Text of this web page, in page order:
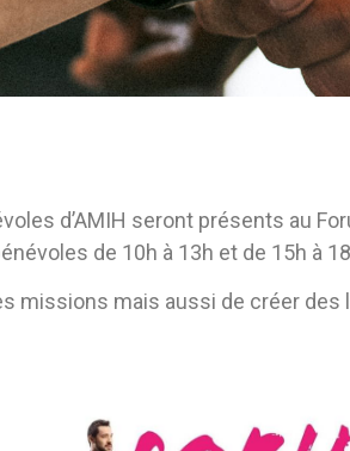
d’AMIH seront présents au
de 10h à 13h et de 15h à
missions mais aussi de créer